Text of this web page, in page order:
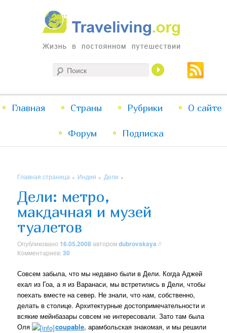
Traveliving
Жизнь в постоянном путешествии
меню
Перейти
к
Перейти
к
Главная Страны Рубрики О сайте
Форум Подписка
Главная страница » Индия » Дели »
Дели: метро,
макдачная и музей
туалетов
Опубликовано 16.05.2008авторомdubrovskaya //
Комментариев:30
Совсем забыла, что мы недавно были в Дели. Когда Аджей
ехал из Гоа, а я из Варанаси, мы встретились в Дели, чтобы
поехать вместе на север. Не знали, что нам, собственно,
делать в столице. Архитектурные достопримечательности и
всякие мейнбазары совсем не интересовали. Зато там была
Оля
coupable, арамбольская знакомая, и мы решили